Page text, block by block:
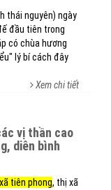
thái nguyên) ngày
đầu tiên trong
có chùa hương
lý bí cách đây
Xem chi tiết
diên bình
xã tiên phong, thị xã